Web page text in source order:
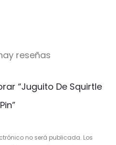
reseñas
“Juguito De Squirtle
Pin”
no será publicada. Los